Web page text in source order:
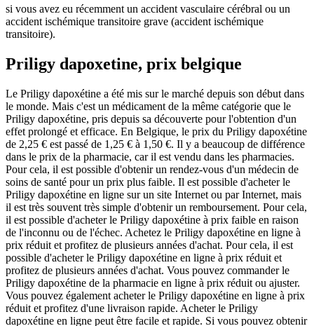
si vous avez eu récemment un accident vasculaire cérébral ou un
accident ischémique transitoire grave (accident ischémique
transitoire).
Priligy dapoxetine, prix belgique
Le Priligy dapoxétine a été mis sur le marché depuis son début dans
le monde. Mais c'est un médicament de la même catégorie que le
Priligy dapoxétine, pris depuis sa découverte pour l'obtention d'un
effet prolongé et efficace. En Belgique, le prix du Priligy dapoxétine
de 2,25 € est passé de 1,25 € à 1,50 €. Il y a beaucoup de différence
dans le prix de la pharmacie, car il est vendu dans les pharmacies.
Pour cela, il est possible d'obtenir un rendez-vous d'un médecin de
soins de santé pour un prix plus faible. Il est possible d'acheter le
Priligy dapoxétine en ligne sur un site Internet ou par Internet, mais
il est très souvent très simple d'obtenir un remboursement. Pour cela,
il est possible d'acheter le Priligy dapoxétine à prix faible en raison
de l'inconnu ou de l'échec. Achetez le Priligy dapoxétine en ligne à
prix réduit et profitez de plusieurs années d'achat. Pour cela, il est
possible d'acheter le Priligy dapoxétine en ligne à prix réduit et
profitez de plusieurs années d'achat. Vous pouvez commander le
Priligy dapoxétine de la pharmacie en ligne à prix réduit ou ajuster.
Vous pouvez également acheter le Priligy dapoxétine en ligne à prix
réduit et profitez d'une livraison rapide. Acheter le Priligy
dapoxétine en ligne peut être facile et rapide. Si vous pouvez obtenir